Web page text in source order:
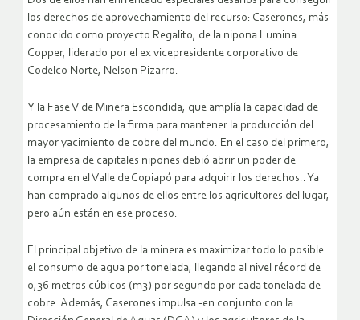
los derechos de aprovechamiento del recurso: Caserones, más
conocido como proyecto Regalito, de la nipona Lumina
Copper, liderado por el ex vicepresidente corporativo de
Codelco Norte, Nelson Pizarro.
Y la Fase V de Minera Escondida, que amplía la capacidad de
procesamiento de la firma para mantener la producción del
mayor yacimiento de cobre del mundo. En el caso del primero,
la empresa de capitales nipones debió abrir un poder de
compra en el Valle de Copiapó para adquirir los derechos.. Ya
han comprado algunos de ellos entre los agricultores del lugar,
pero aún están en ese proceso.
El principal objetivo de la minera es maximizar todo lo posible
el consumo de agua por tonelada, llegando al nivel récord de
0,36 metros cúbicos (m3) por segundo por cada tonelada de
cobre. Además, Caserones impulsa -en conjunto con la